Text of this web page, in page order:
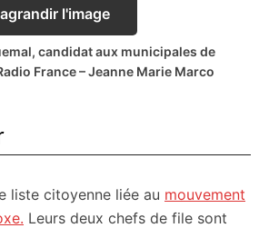
candidat aux municipales de
France – Jeanne Marie Marco
liste citoyenne liée au mouvement
Leurs deux chefs de file sont